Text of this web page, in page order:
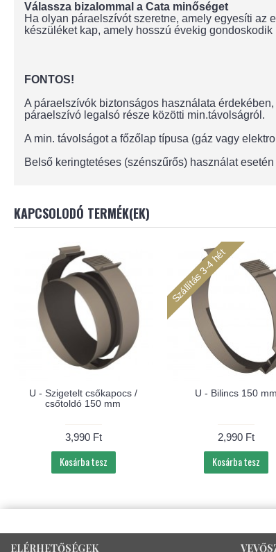
Válassza bizalommal a Cata minőséget
Ha olyan páraelszívót szeretne, amely egyesíti az
készüléket kap, amely hosszú évekig
FONTOS!
A páraelszívók biztonságos használata
páraelszívó legalsó része közötti min.távolságról.
A min. távolságot a főzőlap típusa (gáz vagy
Belső keringtetéses (szénszűrős) használat
KAPCSOLODÓ TERMÉK(EK)
U - Szigetelt csőkapocs /
csőtoldó 150 mm
3,990 Ft
Kosárba tesz
Szállítás 3-4 hét
U - Bilincs 150 mm
2,990 Ft
Kosárba tesz
ELÉRHETŐSÉGEK